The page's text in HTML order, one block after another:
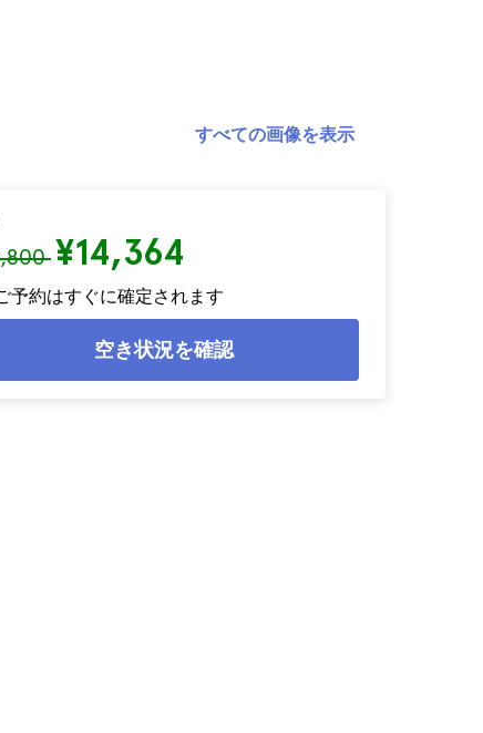
¥14,364
予約はすぐに確定されます
空き状況を確認
すべての画像を表示